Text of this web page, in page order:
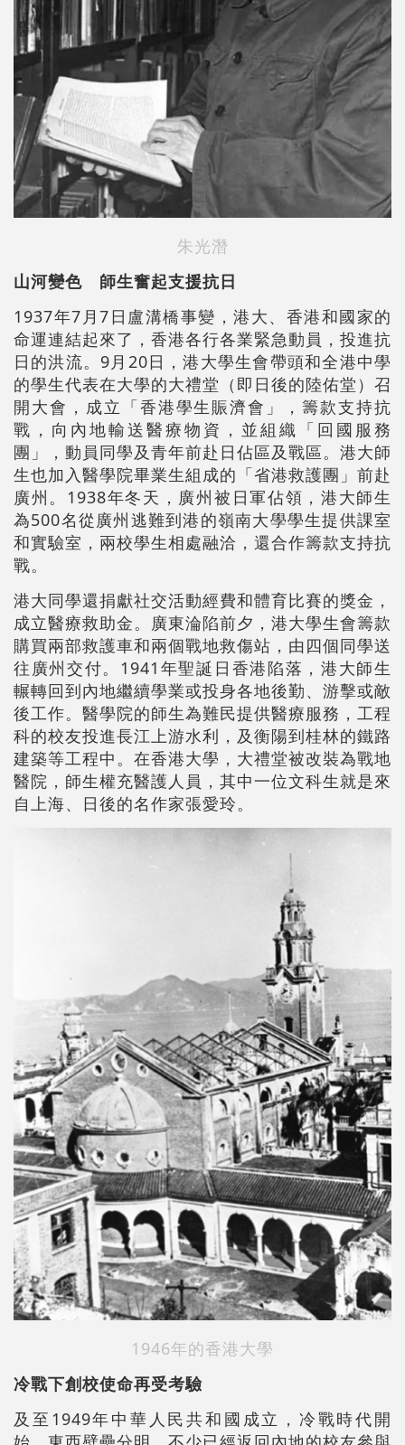
朱光潛
山河變色 師生奮起支援抗日
1937年7月7日盧溝橋事變，港大、香港和國家的
命運連結起來了，香港各行各業緊急動員，投進抗
日的洪流。9月20日，港大學生會帶頭和全港中學
的學生代表在大學的大禮堂（即日後的陸佑堂）召
開大會，成立「香港學生賑濟會」，籌款支持抗
戰，向內地輸送醫療物資，並組織「回國服務
團」，動員同學及青年前赴日佔區及戰區。港大師
生也加入醫學院畢業生組成的「省港救護團」前赴
廣州。1938年冬天，廣州被日軍佔領，港大師生
為500名從廣州逃難到港的嶺南大學學生提供課室
和實驗室，兩校學生相處融洽，還合作籌款支持抗
戰。
港大同學還捐獻社交活動經費和體育比賽的獎金，
成立醫療救助金。廣東淪陷前夕，港大學生會籌款
購買兩部救護車和兩個戰地救傷站，由四個同學送
往廣州交付。1941年聖誕日香港陷落，港大師生
輾轉回到內地繼續學業或投身各地後勤、游擊或敵
後工作。醫學院的師生為難民提供醫療服務，工程
科的校友投進長江上游水利，及衡陽到桂林的鐵路
建築等工程中。在香港大學，大禮堂被改裝為戰地
醫院，師生權充醫護人員，其中一位文科生就是來
自上海、日後的名作家張愛玲。
1946年的香港大學
冷戰下創校使命再受考驗
及至1949年中華人民共和國成立，冷戰時代開